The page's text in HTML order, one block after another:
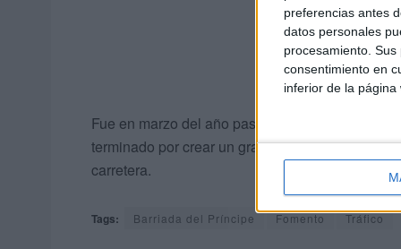
preferencias antes
datos personales
procesamiento.
consentimiento en
inferior de la página
Fue en marzo del año pasado cuando se abrió
terminado por crear un gran problema en la
carretera.
Tags: Barriada del Príncipe Fomento Tráfico